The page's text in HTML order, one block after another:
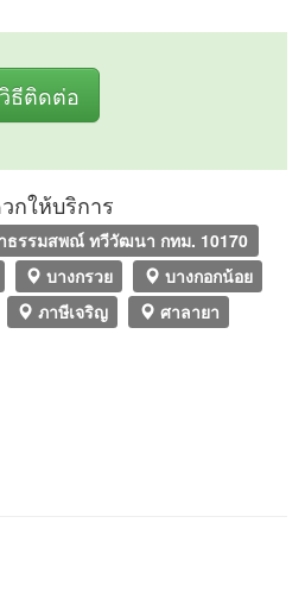
วิธีติดต่อ
ให้บริการ
ธรรมสพณ์ ทวีวัฒนา กทม. 10170
บางกรวย
บางกอกน้อย
ภาษีเจริญ
ศาลายา